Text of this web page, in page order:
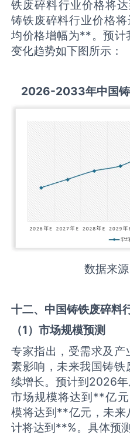
铁废碎料行业价格将
铸铁废碎料行业价格
均价格增幅为**。预计
变化趋势如下图所示：
2026-2033年中国
数据来
十二、中国铸铁废碎料
（1）市场规模预测
专家指出，受需求及产
素影响，未来我国铸
续增长。预计到2026
市场规模将达到**亿
模将达到**亿元，未来
计将达到**%。具体预